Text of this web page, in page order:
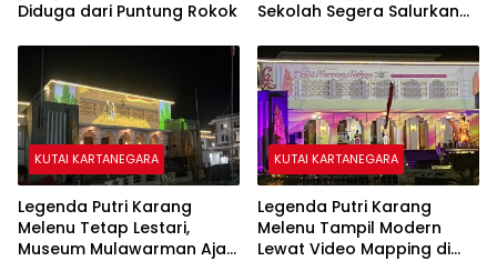
Diduga dari Puntung Rokok
Sekolah Segera Salurkan
Siswa Baru
KUTAI KARTANEGARA
Legenda Putri Karang
Melenu Tetap Lestari,
Museum Mulawarman Ajak
KUTAI KARTANEGARA
Legenda Putri Karang
Melenu Tampil Modern
Lewat Video Mapping di